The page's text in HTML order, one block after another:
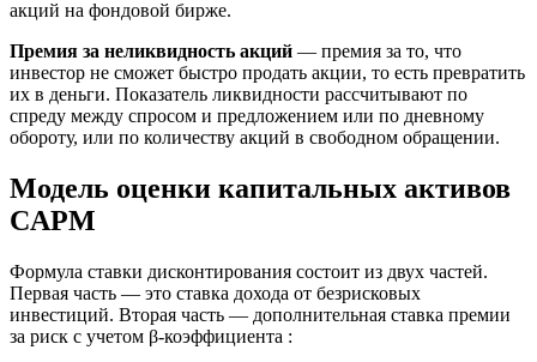
акций на фондовой бирже.
Премия за неликвидность акций — премия за то, что
инвестор не сможет быстро продать акции, то есть превратить
их в деньги. Показатель ликвидности рассчитывают по
спреду между спросом и предложением или по дневному
обороту, или по количеству акций в свободном обращении.
Модель оценки капитальных активов
CAPM
Формула ставки дисконтирования состоит из двух частей.
Первая часть — это ставка дохода от безрисковых
инвестиций. Вторая часть — дополнительная ставка премии
за риск с учетом β-коэффициента :